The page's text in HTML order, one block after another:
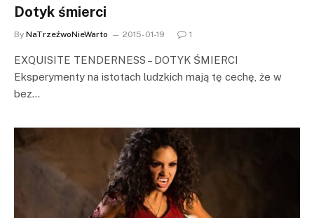
Dotyk śmierci
By NaTrzeźwoNieWarto 2015-01-19 1
EXQUISITE TENDERNESS – DOTYK ŚMIERCI
Eksperymenty na istotach ludzkich mają tę cechę, że w
bez…